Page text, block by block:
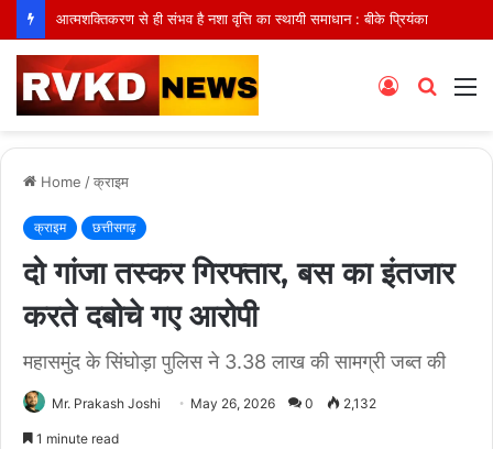
आत्मशक्तिकरण से ही संभव है नशा वृत्ति का स्थायी समाधान : बीके प्रियंका
Search
Log
Home /क्राइम
क्राइम छत्तीसगढ़
दो गांजा तस्कर गिरफ्तार, बस का इंतजार
करते दबोचे गए आरोपी
महासमुंद के सिंघोड़ा पुलिस ने 3.38 लाख की सामग्री जब्त की
Mr. Prakash Joshi May 26, 2026 0 2,132
1 minute read